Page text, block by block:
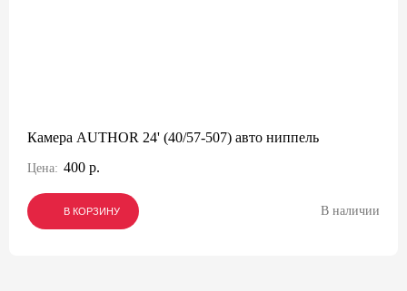
Камера AUTHOR 24' (40/57-507) авто ниппель
Цена: 400 р.
В КОРЗИНУ
В КОРЗИНУ
В КОРЗИНУ В наличии